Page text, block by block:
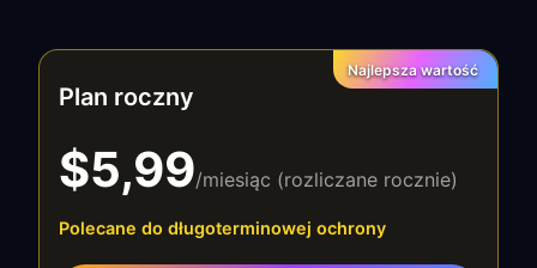
Najlepsza wartość
Plan roczny
$5,99/miesiąc (rozliczane rocznie)
Polecane do długoterminowej ochrony